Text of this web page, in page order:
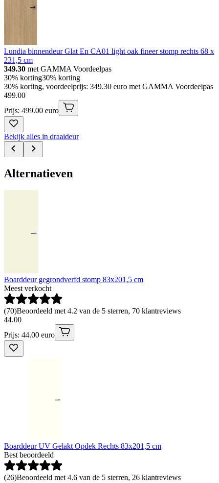
Lundia binnendeur Glat En CA01 light oak fineer stomp rechts 68 x
231,5 cm
349.30 met GAMMA Voordeelpas
30% korting30% korting
30% korting, voordeelprijs: 349.30 euro met GAMMA Voordeelpas
499.00
Prijs: 499.00 euro
Bekijk alles in draaideur
Alternatieven
Boarddeur gegrondverfd stomp 83x201,5 cm
Meest verkocht
(70)Beoordeeld met 4.2 van de 5 sterren, 70 klantreviews
44.00
Prijs: 44.00 euro
Boarddeur UV Gelakt Opdek Rechts 83x201,5 cm
Best beoordeeld
(26)Beoordeeld met 4.6 van de 5 sterren, 26 klantreviews